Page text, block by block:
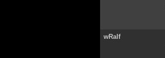
wRalf